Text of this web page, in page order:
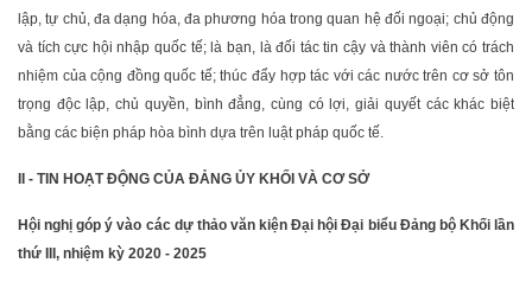
lập, tự chủ, đa dạng hóa, đa phương hóa trong quan hệ đối ngoại; chủ động
và tích cực hội nhập quốc tế; là bạn, là đối tác tin cậy và thành viên có trách
nhiệm của cộng đồng quốc tế; thúc đẩy hợp tác với các nước trên cơ sở tôn
trọng độc lập, chủ quyền, bình đẳng, cùng có lợi, giải quyết các khác biệt
bằng các biện pháp hòa bình dựa trên luật pháp quốc tế.
II - TIN HOẠT ĐỘNG CỦA ĐẢNG ỦY KHỐI VÀ CƠ SỞ
Hội nghị góp ý vào các dự thảo văn kiện Đại hội Đại biểu Đảng bộ Khối lần
thứ III, nhiệm kỳ 2020 - 2025